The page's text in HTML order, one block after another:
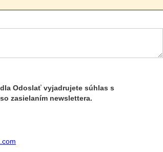
Odoslať vyjadrujete súhlas s
zasielaním newslettera.